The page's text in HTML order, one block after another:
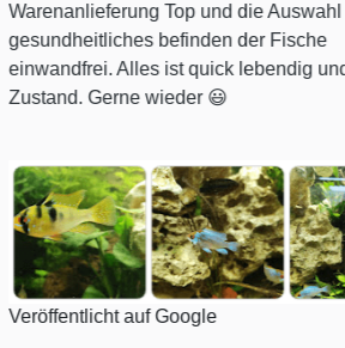
Top und die Auswahl plus
befinden der Fische
Alles ist quick lebendig und im super
wieder 😃
auf Google